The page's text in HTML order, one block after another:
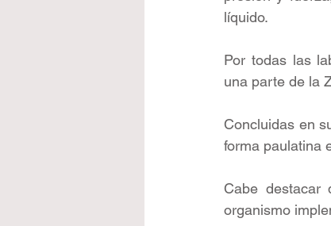
líquido.
Por todas las
una parte de la
Concluidas en
forma paulatina
Cabe destacar
organismo